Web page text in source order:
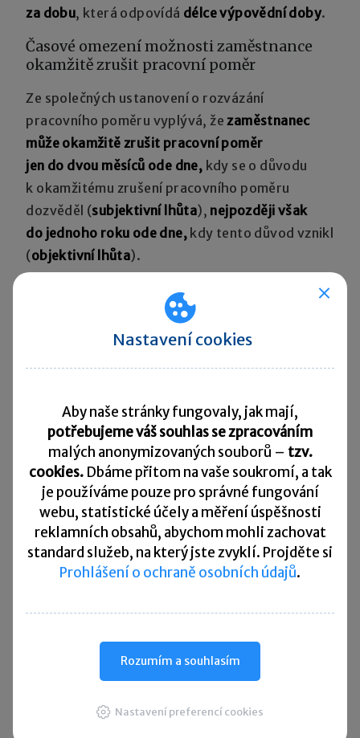
za dobu, která odpovídá délce výpovědní doby.
Časové omezení možnosti zaměstnance
okamžitě zrušit pracovní poměr
Ze společných ustanovení o rozvázání
pracovního poměru vyplývá, žezaměstnanec
může okamžitě zrušit pracovní poměr
jen do dvou měsíců ode dne, kdy se o důvodu
k okamžitému zrušení pracovního poměru
dozvěděl (subjektivní lhůta), nejpozději však
do jednoho roku ode dne, kdy tento důvod vznikl
(objektivní lhůta).
lhůty dodrženy nebudou
nedojde ani
k platnému rozvázání pracovního poměru
na základě tohoto jednostranného právního
jednání.
Právní jednání účastníkůpracovního poměru
směřující k jeho skončení je nejdůležitější
a v praxi takénejčastější způsob , na jehož
základědochází k rozvázání pracovního poměru
Také proto věnujeprávní úprava těmto právním
jednáním mimořádnou pozornosta velmi
i právní důsledky z nich vyplývající. Jedná
právní důsledky, neboť vedou ke skončení
nejdůležitějšího pracovněprávního vztahu –
pracovního poměru
Nastavení cookies
Aby naše stránky fungovaly, jak mají,
potřebujeme váš souhlas se zpracováním
malých anonymizovaných souborů – tzv.
cookies. Dbáme přitom na vaše soukromí, a tak
je používáme pouze pro správné fungování
webu, statistické účely a měření úspěšnosti
reklamních obsahů, abychom mohli zachovat
standard služeb, na který jste zvyklí. Projděte si
Prohlášení o ochraně osobních údajů.
Rozumím a souhlasím
Nastavení preferencí cookies